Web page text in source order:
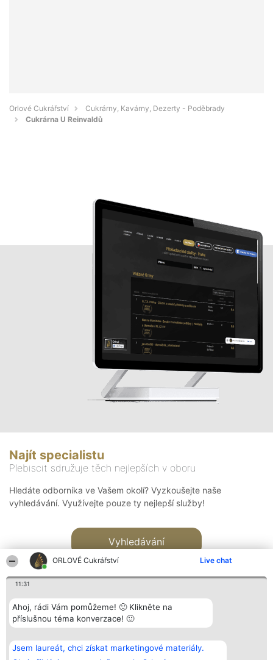
ORLOVÉ Cukrářství Live chat
11:31
Ahoj, rádi Vám pomůžeme! 🙂 Klikněte na
příslušnou téma konverzace! 🙂
Jsem laureát, chci získat marketingové materiály.
Orlové Cukrářství
Cukrárny, Kavárny, Dezerty - Poděbrady
Cukrárna U Reinvaldů
Najít specialistu
Plebiscit sdružuje těch nejlepších v oboru
Hledáte odborníka ve Vašem okolí? Vyzkoušejte naše
vyhledávání. Využívejte pouze ty nejlepší služby!
Vyhledávání
Bright Side Solutions sp. z o.
o. sp. k.
ul. Ruska 22
Vítězové
Seznam všech
laureátů
Kontakt